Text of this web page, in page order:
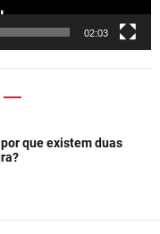
02:03
que existem duas